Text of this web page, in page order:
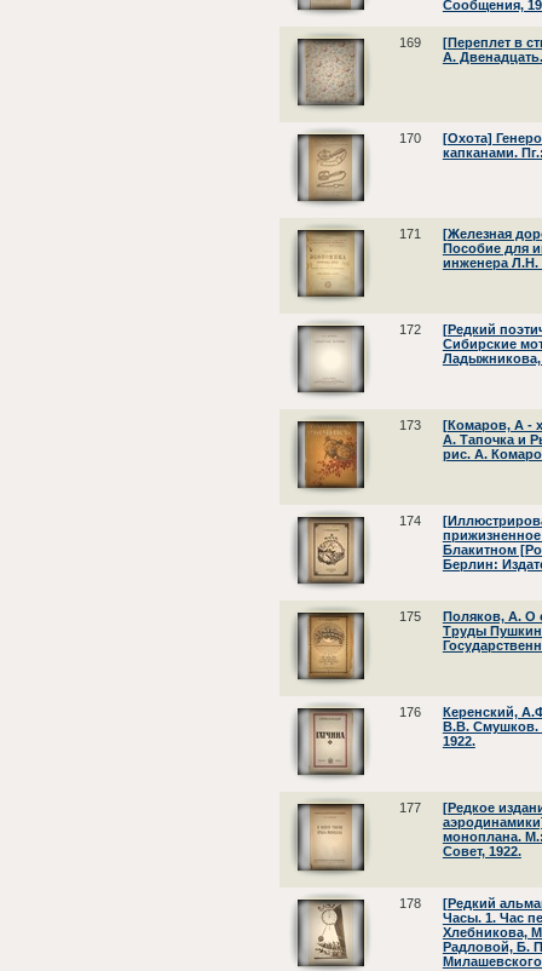
Сообщения,
169
[Переплет в
А.
170
[Охота]
капканами.
171
[Железная
Пособие для
инженера Л.Н.
172
[Редкий
Сибирские
Ладыжникова,
173
[Комаров, А -
А. Тапочка и
рис. А.
174
Блакитном
Берлин:
175
Поляков, А. О
Труды
176
Керенский,
В.В. Смушков.
1922.
177
[Редкое
моноплана.
Совет, 1922.
178
[Редкий
Часы. 1. Час
Хлебникова,
Радловой, Б.